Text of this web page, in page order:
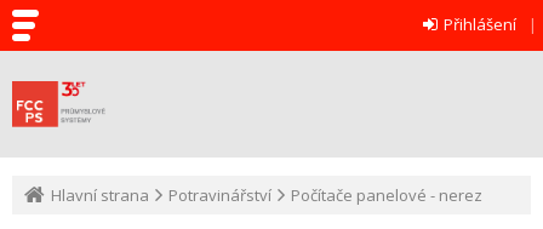
Přihlášení
Hlavní strana Potravinářství Počítače panelové - nerez